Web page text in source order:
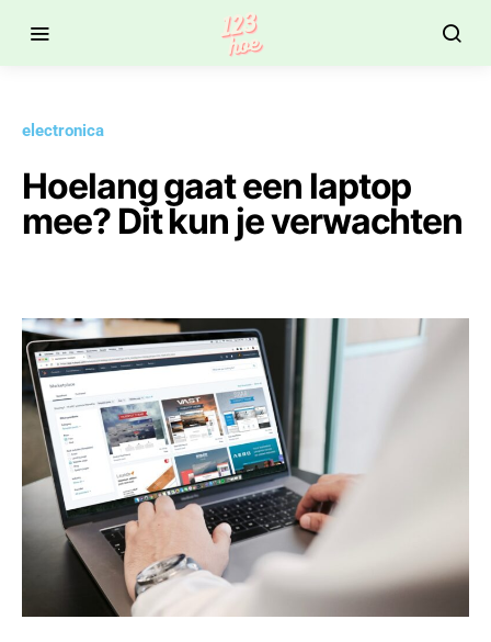
electronica
Hoelang gaat een laptop
mee? Dit kun je verwachten